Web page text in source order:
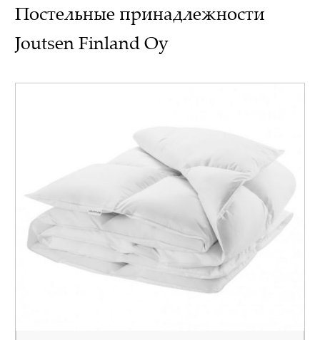
Постельные принадлежности
Joutsen Finland Oy